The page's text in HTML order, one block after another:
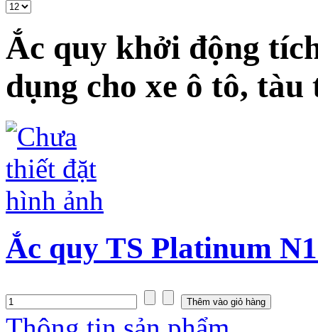
Ắc quy khởi động
dụng cho xe ô tô, tàu
Ắc quy TS Platinum